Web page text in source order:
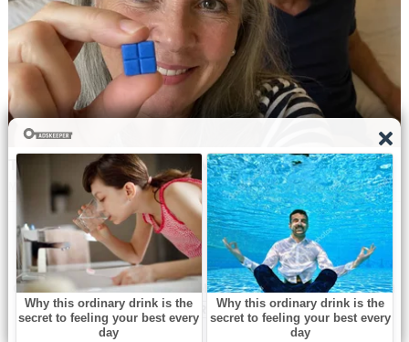
© Copyright All right reserved ByNavbharat Samay
WordPress Powered
By